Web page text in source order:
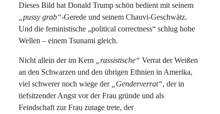
Dieses Bild hat Donald Trump schön bedient mit seinem
„pussy grab“-Gerede und seinem Chauvi-Geschwätz.
Und die feministische „political correctness“ schlug hohe
Wellen – einem Tsunami gleich.
Nicht allein der im Kern „rassistische“ Verrat der Weißen
an den Schwarzen und den übrigen Ethnien in Amerika,
viel schwerer noch wiege der
„Genderverrat“, der in
tiefsitzender Angst vor der Frau gründe und als
Feindschaft zur Frau zutage trete, der